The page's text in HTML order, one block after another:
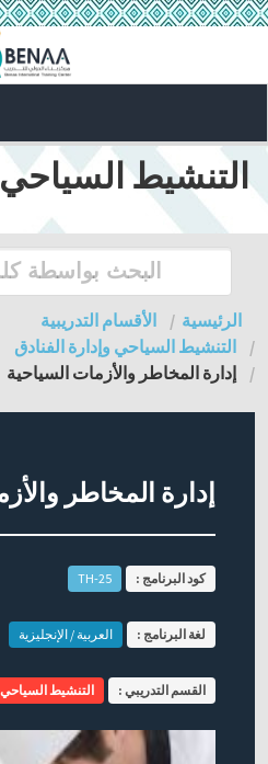
التنشيط السياحي
الرئيسية
الأقسام التدريبية
التنشيط السياحي وإدارة الفنادق
إدارة المخاطر والأزمات السياحية
إدارة المخاطر
كود البرنامج : TH-25
لغة البرنامج : العربية / الإنجليزية
القسم التدريبي : التنشيط السياحي